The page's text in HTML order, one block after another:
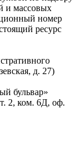
и массовых
номер
ресурс
д. 27)
бульвар»
2, ком. 6Д, оф.